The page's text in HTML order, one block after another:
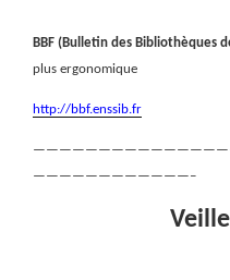
BBF (Bulletin des Bibliothèques
plus ergonomique
http://bbf.enssib.fr
————————————–